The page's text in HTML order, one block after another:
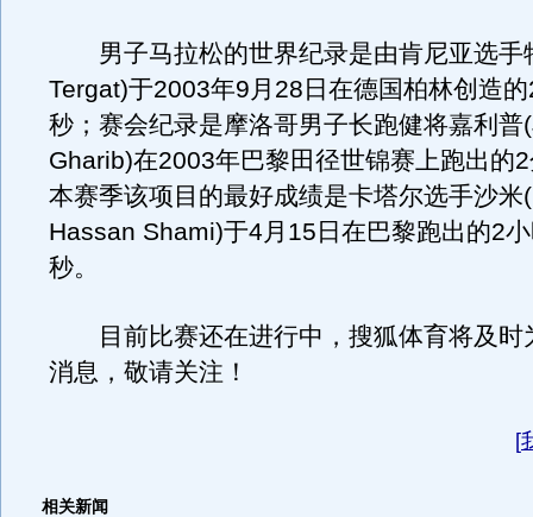
男子马拉松的世界纪录是由肯尼亚选手
Tergat)于2003年9月28日在德国柏林创造
秒；赛会纪录是摩洛哥男子长跑健将嘉利普
Gharib)在2003年巴黎田径世锦赛上跑出的
本赛季该项目的最好成绩是卡塔尔选手沙米
Hassan Shami)于4月15日在巴黎跑出的2
秒。
目前比赛还在进行中，搜狐体育将及时
消息，敬请关注！
[
相关新闻